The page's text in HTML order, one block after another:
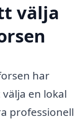
välja
har
en lokal
professionell